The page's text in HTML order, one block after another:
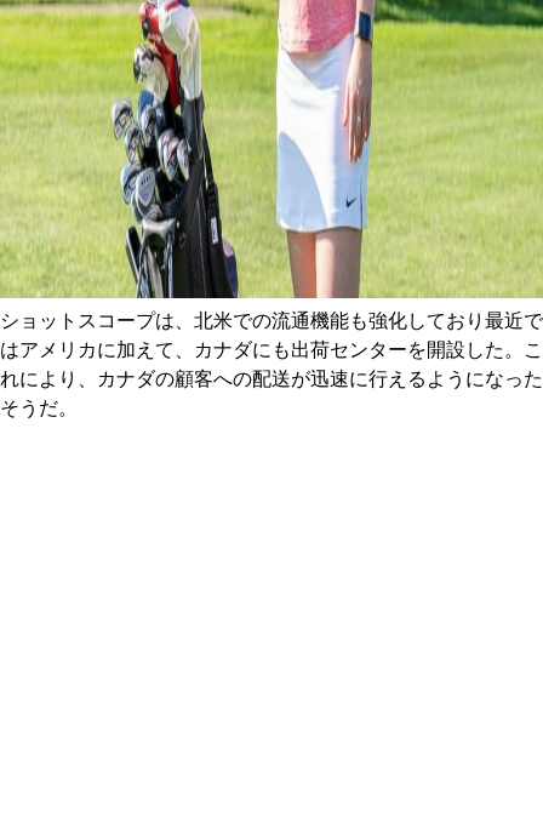
ショットスコープは、北米での流通機能も強化しており最近で
はアメリカに加えて、カナダにも出荷センターを開設した。こ
れにより、カナダの顧客への配送が迅速に行えるようになった
そうだ。